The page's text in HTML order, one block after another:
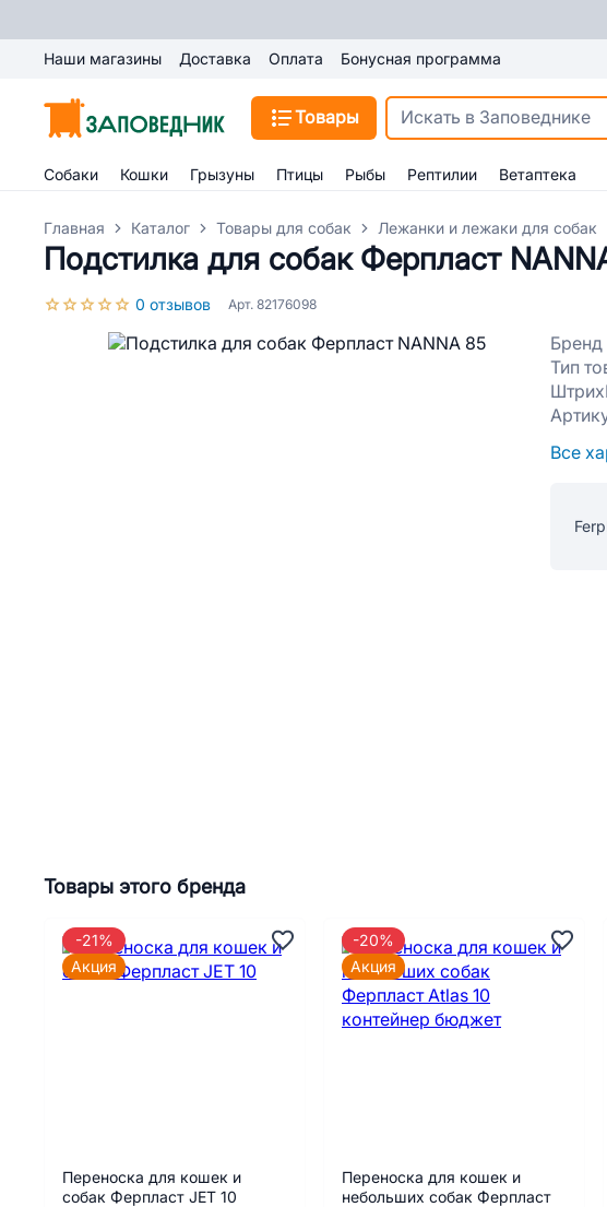
Наши магазины Доставка Оплата Бонусная программа
Товары
Собаки Кошки Грызуны Птицы Рыбы Рептилии Ветаптека
Главная Каталог Товары для собак Лежанки и лежаки для собак
Подстилка для собак Ферпласт
0 отзывов Арт. 82176098
Бренд
Тип
Все
Товары этого бренда
Переноска для кошек и
собак Ферпласт JET 10
-21%
Акция
Переноска для кошек и
небольших собак Ферпласт
-20%
Акция